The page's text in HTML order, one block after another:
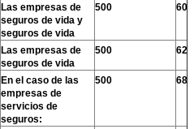
Las empresas de
seguros de vida y
seguros de vida
500 600
Las empresas de
seguros de vida
500 625
En el caso de las
empresas de
servicios de
seguros:
500 680